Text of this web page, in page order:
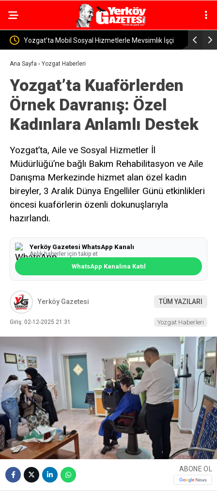
Mevsimlik İşçi Yerköy İlçe Sağlık Müdürü Dr. Candaş Tan’dan
Emzirme Haftası Mesajı: “Bir Damla Anne Sütü,
Ömür Sağlık”
Ana Sayfa › Yozgat Haberleri
Yozgat’ta Kuaförlerden
Örnek Davranış: Özel
Kadınlara Anlamlı Destek
Yozgat’ta, Aile ve Sosyal Hizmetler İl
Müdürlüğü’ne bağlı Bakım Rehabilitasyon ve Aile
Danışma Merkezinde hizmet alan özel kadın
bireyler, 3 Aralık Dünya Engelliler Günü etkinlikleri
öncesi kuaförlerin özenli dokunuşlarıyla
hazırlandı.
Yerköy Gazetesi WhatsApp Kanalı
Anlık haberler için takip et
WhatsApp Kanalına Katıl
Yerköy Gazetesi TÜM YAZILARI
Giriş: 02-12-2025 21:31 Yozgat Haberleri
ABONE OL